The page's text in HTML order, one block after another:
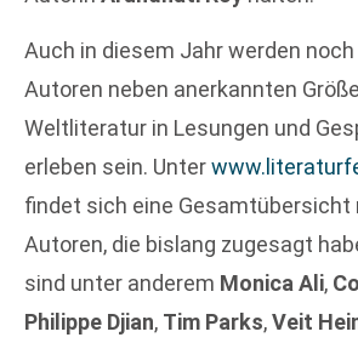
Auch in diesem Jahr werden
Autoren neben anerkannten
Weltliteratur in Lesungen und
erleben sein. Unter
findet sich eine Gesamtübersicht
Autoren, die bislang zugesagt
sind unter anderem Monica Ali,
Philippe Djian, Tim Parks,Veit